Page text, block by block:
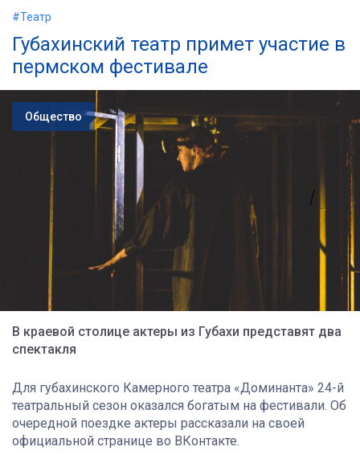
#Театр
Губахинский театр примет участие в
пермском фестивале
Общество
В краевой столице актеры из Губахи представят два
спектакля
Для губахинского Камерного театра «Доминанта» 24-й
театральный сезон оказался богатым на фестивали. Об
очередной поездке актеры рассказали на своей
официальной странице во ВКонтакте.